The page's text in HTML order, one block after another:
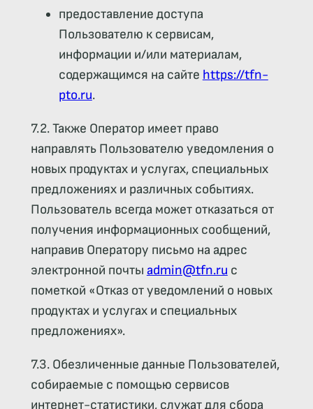
предоставление доступа
Пользователю к сервисам,
информации и/или материалам,
содержащимся на сайте https://tfn-
pto.ru.
7.2. Также Оператор имеет право
направлять Пользователю уведомления о
новых продуктах и услугах, специальных
предложениях и различных событиях.
Пользователь всегда может отказаться от
получения информационных сообщений,
направив Оператору письмо на адрес
электронной почты admin@tfn.ru с
пометкой «Отказ от уведомлений о новых
продуктах и услугах и специальных
предложениях».
7.3. Обезличенные данные Пользователей,
собираемые с помощью сервисов
интернет-статистики, служат для сбора